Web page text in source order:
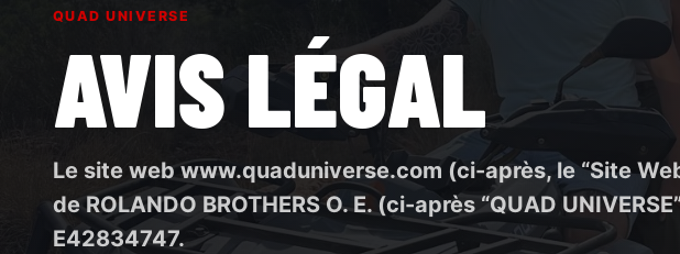
QUAD UNIVERSE
AVIS LÉGAL
Le site web www.quaduniverse.com (ci-après, le “Site
de ROLANDO BROTHERS O. E. (ci-après “QUAD
E42834747.